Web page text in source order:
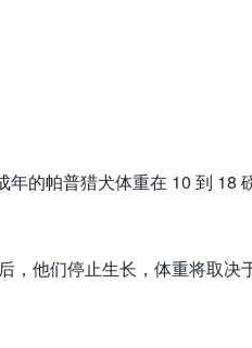
的帕普猎犬体重在 10 到 18
，他们停止生长，体重将取决